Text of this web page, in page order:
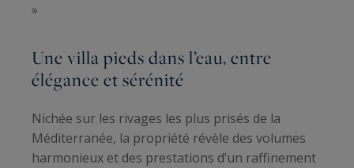
»
Une villa pieds dans l’eau, entre
élégance et sérénité
Nichée sur les rivages les plus prisés de la
Méditerranée, la propriété révèle des volumes
harmonieux et des prestations d’un raffinement